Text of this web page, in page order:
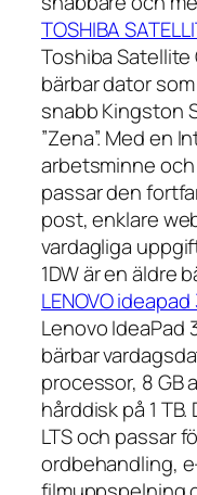
TOSHIBA
Toshiba Satellite
bärbar dator
snabb Kingston
”Zena”. Med en
arbetsminne
passar den
post, enklare
vardagliga
1DW är en äldre
LENOVO ideapad
Lenovo IdeaPad
bärbar
processor, 8 GB
hårddisk på 1
LTS och passar
ordbehandling,